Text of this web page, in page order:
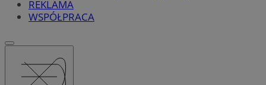
REKLAMA
WSPÓŁPRACA